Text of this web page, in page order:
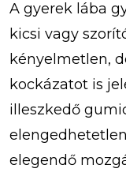
A gyerek lába
kicsi vagy
kényelmetlen,
kockázatot is
illeszkedő
elegendő